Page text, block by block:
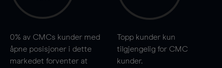
0% av CMCs kunder med
åpne posisjoner i dette
markedet forventer at
Topp kunder kun
tilgjengelig for CMC
kunder.